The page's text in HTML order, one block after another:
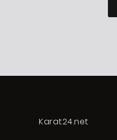
Karat24.net